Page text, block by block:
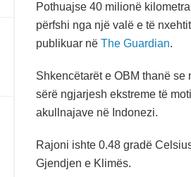
Pothuajse 40 milionë
përfshi nga një valë e të
publikuar në The Guardian.
Shkencëtarët e OBM thanë
sërë ngjarjesh ekstreme të
akullnajave në Indonezi.
Rajoni ishte 0.48 gradë
Gjendjen e Klimës.